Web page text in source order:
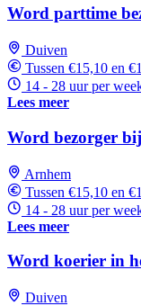
Word parttime
Duiven
Tussen €15,10 en
14 - 28 uur per
Lees meer
Word bezorger
Arnhem
Tussen €15,10 en
14 - 28 uur per
Lees meer
Word koerier in
Duiven